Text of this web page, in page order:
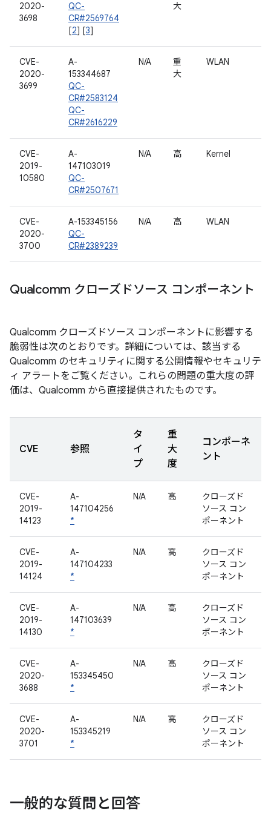
2020-
3698
QC-
CR#2569764
[2] [3]
大
CVE-
2020-
3699
A-
153344687
QC-
CR#2583124
QC-
CR#2616229
N/A
重
大
WLAN
CVE-
2019-
10580
A-
147103019
QC-
CR#2507671
N/A 高 Kernel
CVE-
2020-
3700
A-153345156
QC-
CR#2389239
N/A 高 WLAN
Qualcomm クローズドソース コンポーネント
Qualcomm クローズドソース コンポーネントに影響する
脆弱性は次のとおりです。詳細については、該当する
Qualcomm のセキュリティに関する公開情報やセキュリテ
ィ アラートをご覧ください。これらの問題の重大度の評
価は、Qualcomm から直接提供されたものです。
CVE 参照
タ
イ
プ
重
大
度
コンポーネ
ント
CVE-
2019-
14123
A-
147104256
*
N/A 高
クローズド
ソース コン
ポーネント
CVE-
2019-
14124
A-
147104233
*
N/A 高
クローズド
ソース コン
ポーネント
CVE-
2019-
14130
A-
147103639
*
N/A 高
クローズド
ソース コン
ポーネント
CVE-
2020-
3688
A-
153345450
*
N/A 高
クローズド
ソース コン
ポーネント
CVE-
2020-
3701
A-
153345219
*
N/A 高
クローズド
ソース コン
ポーネント
一般的な質問と回答